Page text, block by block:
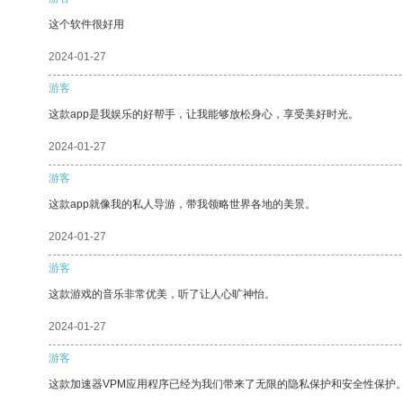
这个软件很好用
2024-01-27
游客
这款app是我娱乐的好帮手，让我能够放松身心，享受美好时光。
2024-01-27
游客
这款app就像我的私人导游，带我领略世界各地的美景。
2024-01-27
游客
这款游戏的音乐非常优美，听了让人心旷神怡。
2024-01-27
游客
这款加速器VPM应用程序已经为我们带来了无限的隐私保护和安全性保护